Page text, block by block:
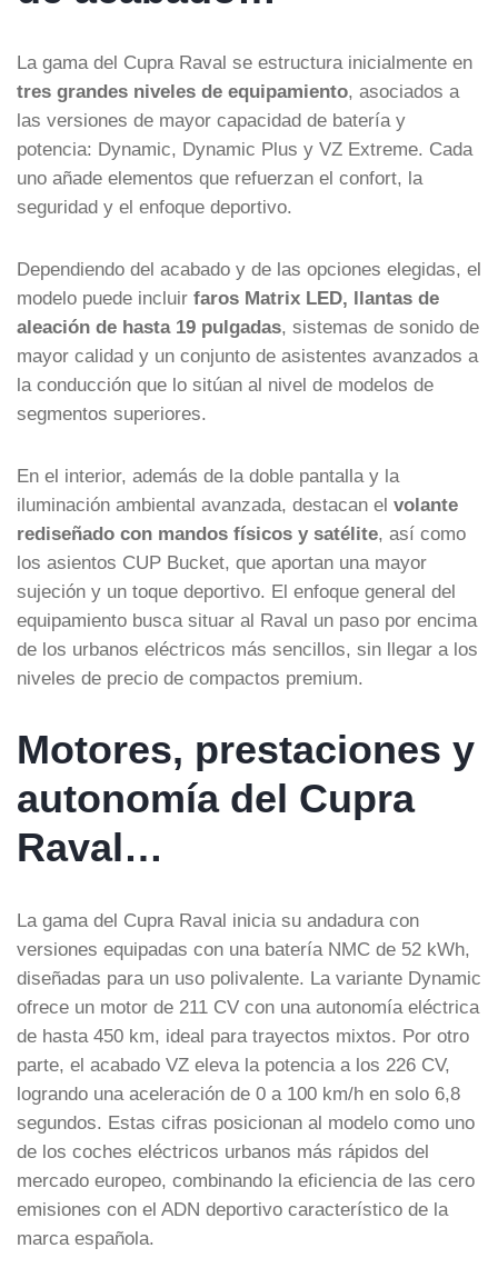
La gama del Cupra Raval se estructura inicialmente en
tres grandes niveles de equipamiento, asociados a
las versiones de mayor capacidad de batería y
potencia: Dynamic, Dynamic Plus y VZ Extreme. Cada
uno añade elementos que refuerzan el confort, la
seguridad y el enfoque deportivo.
Dependiendo del acabado y de las opciones elegidas, el
modelo puede incluir faros Matrix LED, llantas de
aleación de hasta 19 pulgadas, sistemas de sonido de
mayor calidad y un conjunto de asistentes avanzados a
la conducción que lo sitúan al nivel de modelos de
segmentos superiores.
En el interior, además de la doble pantalla y la
iluminación ambiental avanzada, destacan el volante
rediseñado con mandos físicos y satélite, así como
los asientos CUP Bucket, que aportan una mayor
sujeción y un toque deportivo. El enfoque general del
equipamiento busca situar al Raval un paso por encima
de los urbanos eléctricos más sencillos, sin llegar a los
niveles de precio de compactos premium.
Motores, prestaciones y
autonomía del Cupra
Raval…
La gama del Cupra Raval inicia su andadura con
versiones equipadas con una batería NMC de 52 kWh,
diseñadas para un uso polivalente. La variante Dynamic
ofrece un motor de 211 CV con una autonomía eléctrica
de hasta 450 km, ideal para trayectos mixtos. Por otro
parte, el acabado VZ eleva la potencia a los 226 CV,
logrando una aceleración de 0 a 100 km/h en solo 6,8
segundos. Estas cifras posicionan al modelo como uno
de los coches eléctricos urbanos más rápidos del
mercado europeo, combinando la eficiencia de las cero
emisiones con el ADN deportivo característico de la
marca española.